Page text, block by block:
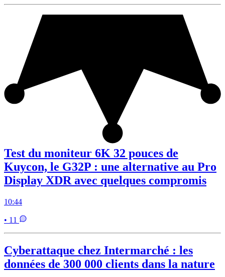
Test du moniteur 6K 32 pouces de
Kuycon, le G32P : une alternative au Pro
Display XDR avec quelques compromis
10:44
• 11
Cyberattaque chez Intermarché : les
données de 300 000 clients dans la nature